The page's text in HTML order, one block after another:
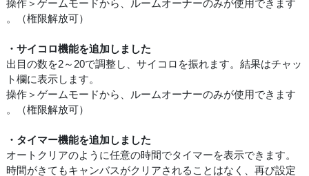
操作＞ゲームモードから、ルームオーナーのみが使用できます
。（権限解放可）
・サイコロ機能を追加しました
出目の数を2～20で調整し、サイコロを振れます。結果はチャッ
ト欄に表示します。
操作＞ゲームモードから、ルームオーナーのみが使用できます
。（権限解放可）
・タイマー機能を追加しました
オートクリアのように任意の時間でタイマーを表示できます。
時間がきてもキャンバスがクリアされることはなく、再び設定